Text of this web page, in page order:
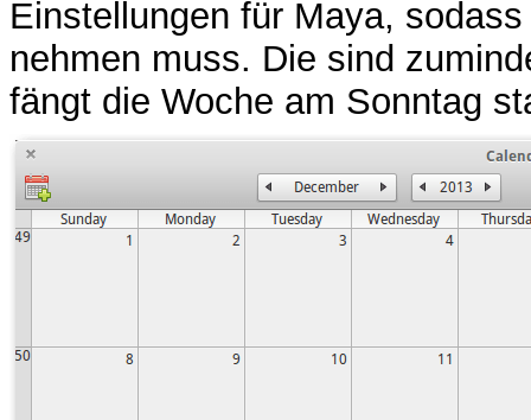
Einstellungen für Maya,
nehmen muss. Die sind
fängt die Woche am Sonntag